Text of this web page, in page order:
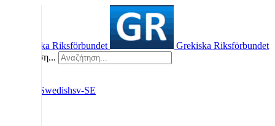
Grekiska Riksförbundet
Αναζήτηση...